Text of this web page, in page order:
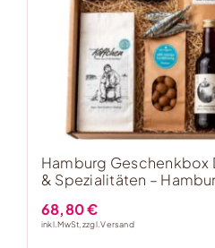
Hamburg Geschenkbox
& Spezialitäten –
68,80€
inkl. MwSt, zzgl.Versand